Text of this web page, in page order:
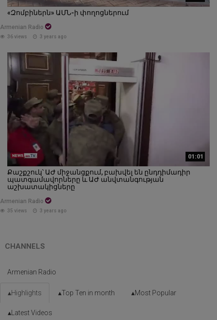
«Զոմբիներն» ԱՄՆ-ի փողոցներում
Armenian Radio
36 views 3 years ago
01:01
Քաշքշուկ՝ ԱԺ միջանցքում, բախվել են ընդդիմադիր
պատգամավորները և ԱԺ անվտանգության
աշխատակիցները
Armenian Radio
35 views 3 years ago
CHANNELS
Armenian Radio
Highlights Top Ten in month Most Popular
Latest Videos